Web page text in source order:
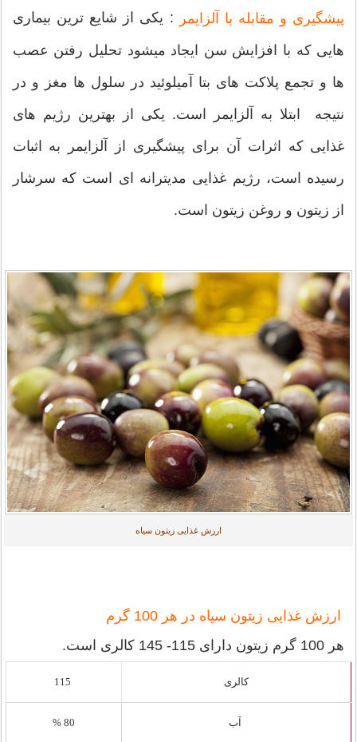
پیشگیری و مقابله با آلزایمر : یکی از شایع ترین بیماری
هایی که با افزایش سن ایجاد میشود تحلیل رفتن عصب
ها و تجمع پلاکت های بتا آمیلوئید در سلول ها مغز و در
نتیجه ابتلا به آلزایمر است. یکی از بهترین رژیم های
غذایی که اثرات آن برای پیشگیری از آلزایمر به اثبات
رسیده است، رژیم غذایی مدیترانه ای است که سرشار
از زیتون و روغن زیتون است.
ارزش غذایی زیتون سیاه
ارزش غذایی زیتون سیاه در هر 100 گرم
هر 100 گرم زیتون دارای 115- 145 کالری است.
کالری
آب 80 %